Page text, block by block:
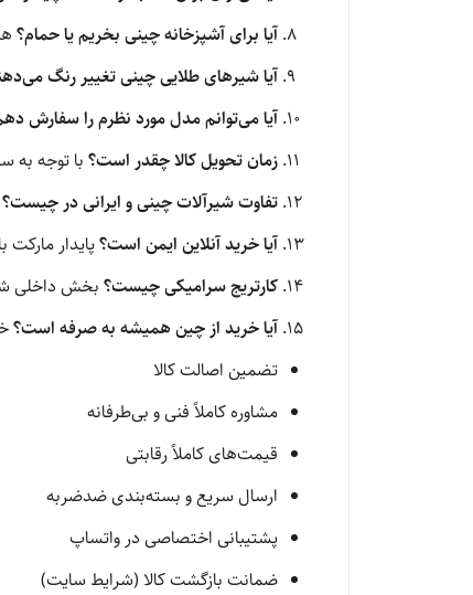
آیا برای آشپزخانه چینی بخریم یا حمام؟
آیا شیرهای طلایی چینی تغییر رنگ
آیا می‌توانم مدل مورد نظرم را سفارش
زمان تحویل کالا چقدر است؟ با توجه به
تفاوت شیرآلات چینی و ایرانی در چیست؟
آیا خرید آنلاین ایمن است؟پایدار
کارتریج سرامیکی چیست؟ بخش داخلی
آیا خرید از چین همیشه به صرفه است؟
تضمین اصالت کالا
مشاوره کاملاً فنی و بی‌طرفانه
قیمت‌های کاملاً رقابتی
ارسال سریع و بسته‌بندی ضدضربه
پشتیبانی اختصاصی در واتساپ
ضمانت بازگشت کالا (شرایط سایت)